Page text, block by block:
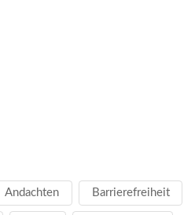
Andachten Barrierefreiheit